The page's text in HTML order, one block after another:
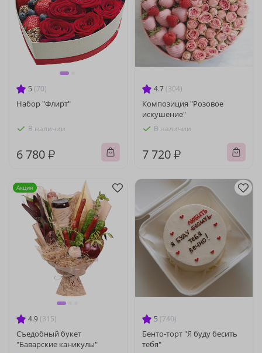
5 (70)
Набор "Флирт"
В наличии
6 780 ₽
4.7 (304)
Композиция "Розовое
искушение"
В наличии
7 720 ₽
4.9 (315)
Съедобный букет
"Баварские каникулы"
Акция
5 (740)
Бенто-торт "Я буду бесить
тебя"